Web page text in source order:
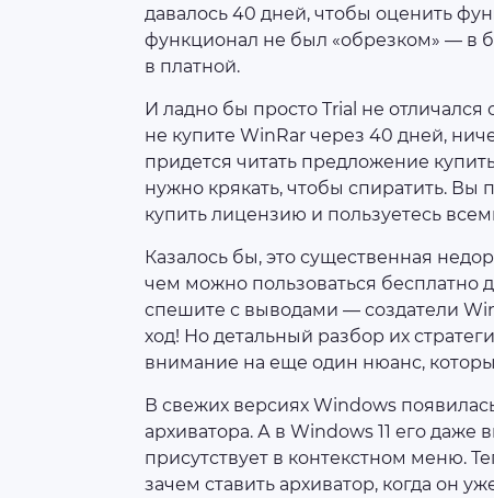
давалось 40 дней, чтобы оценить
функционал не был «обрезком» — в
в платной.
И ладно бы просто Trial не отличался
не купите WinRar через 40 дней,
придется читать предложение
нужно крякать, чтобы спиратить.
купить лицензию и пользуетесь
Казалось бы, это существенная
чем можно пользоваться бесплатно
спешите с выводами — создатели
ход! Но детальный разбор их
внимание на еще один нюанс,
В свежих версиях Windows
архиватора. А в Windows 11 его
присутствует в контекстном меню.
зачем ставить архиватор, когда он